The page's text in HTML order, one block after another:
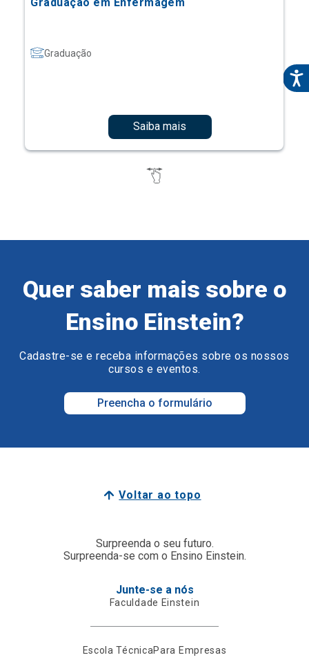
Graduação
Saiba mais
Quer saber mais sobre o
Ensino Einstein?
Cadastre-se e receba informações sobre os nossos
cursos e eventos.
Preencha o formulário
Voltar ao topo
Surpreenda o seu futuro.
Surpreenda-se com o Ensino Einstein.
Junte-se a nós
Faculdade Einstein
Escola TécnicaPara Empresas